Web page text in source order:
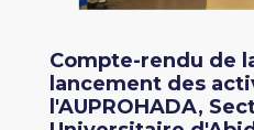
Compte-rendu de
lancement des
l'AUPROHADA,